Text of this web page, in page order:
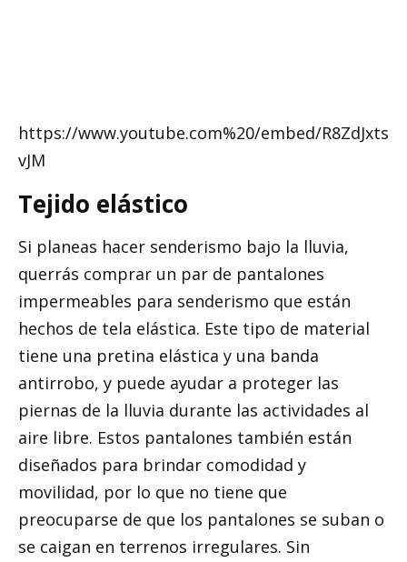
https://www.youtube.com%20/embed/R8ZdJxts
vJM
Tejido elástico
Si planeas hacer senderismo bajo la lluvia,
querrás comprar un par de pantalones
impermeables para senderismo que están
hechos de tela elástica. Este tipo de material
tiene una pretina elástica y una banda
antirrobo, y puede ayudar a proteger las
piernas de la lluvia durante las actividades al
aire libre. Estos pantalones también están
diseñados para brindar comodidad y
movilidad, por lo que no tiene que
preocuparse de que los pantalones se suban o
se caigan en terrenos irregulares. Sin